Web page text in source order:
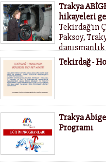
Trakya
hikayeleri
Tekirdağ'ın
Paksoy,
Tekirdağ -
Trakya
Programı